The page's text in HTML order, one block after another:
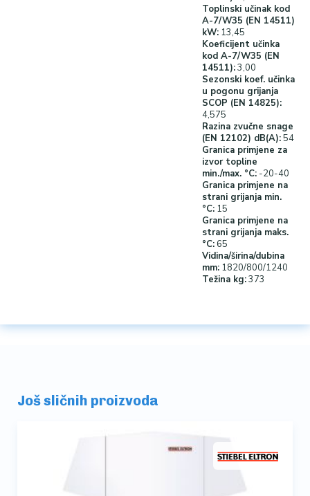
Toplinski učinak kod
A-7/W35 (EN 14511)
kW: 13,45
Koeficijent učinka
kod A-7/W35 (EN
14511):3,00
Sezonski koef. učinka
u pogonu grijanja
SCOP (EN 14825):
4,575
Razina zvučne snage
(EN 12102) dB(A):54
Granica primjene za
izvor topline
min./max. °C: -20-40
Granica primjene na
strani grijanja min.
°C: 15
Granica primjene na
strani grijanja maks.
°C:65
Vidina/širina/dubina
mm: 1820/800/1240
Težina kg:373
Još sličnih proizvoda